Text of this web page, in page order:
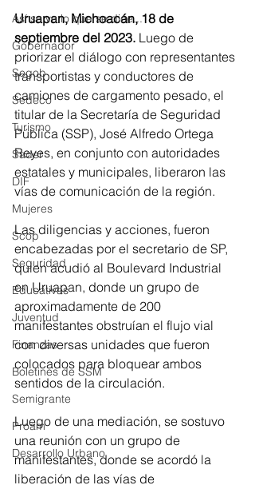
Así se ve lo que se dice...
Gobernador
Segob
Sedeco
Turismo
Sader
DIF
Mujeres
Scop
Seguridad
Educativas
Juventud
Finanzas
Boletines de SSM
Semigrante
Proam
Desarrollo Urbano
Uruapan, Michoacán, 18 de
septiembre del 2023. Luego de
priorizar el diálogo con representantes
transportistas y conductores de
camiones de cargamento pesado, el
titular de la Secretaría de Seguridad
Pública (SSP), José Alfredo Ortega
Reyes, en conjunto con autoridades
estatales y municipales, liberaron las
vías de comunicación de la región.
Las diligencias y acciones, fueron
encabezadas por el secretario de SP,
quien acudió al Boulevard Industrial
en Uruapan, donde un grupo de
aproximadamente de 200
manifestantes obstruían el flujo vial
con diversas unidades que fueron
colocados para bloquear ambos
sentidos de la circulación.
Luego de una mediación, se sostuvo
una reunión con un grupo de
manifestantes, donde se acordó la
liberación de las vías de